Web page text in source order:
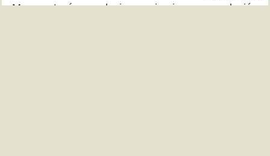
Marcos, tenía que decir que si quieres una relación